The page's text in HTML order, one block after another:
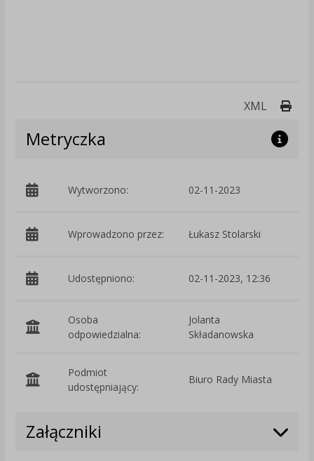
XML
Metryczka
Wytworzono: 02-11-2023
Wprowadzono przez: Łukasz Stolarski
Udostępniono: 02-11-2023, 12:36
Osoba
odpowiedzialna:
Jolanta
Składanowska
Podmiot
udostępniający:
Biuro Rady Miasta
Załączniki